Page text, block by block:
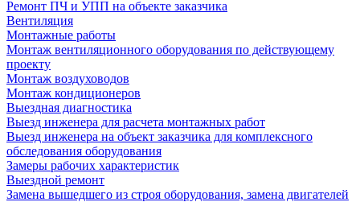
Ремонт ПЧ и УПП на объекте заказчика
Вентиляция
Монтажные работы
Монтаж вентиляционного оборудования по действующему
проекту
Монтаж воздуховодов
Монтаж кондиционеров
Выездная диагностика
Выезд инженера для расчета монтажных работ
Выезд инженера на объект заказчика для комплексного
обследования оборудования
Замеры рабочих характеристик
Выездной ремонт
Замена вышедшего из строя оборудования, замена двигателей